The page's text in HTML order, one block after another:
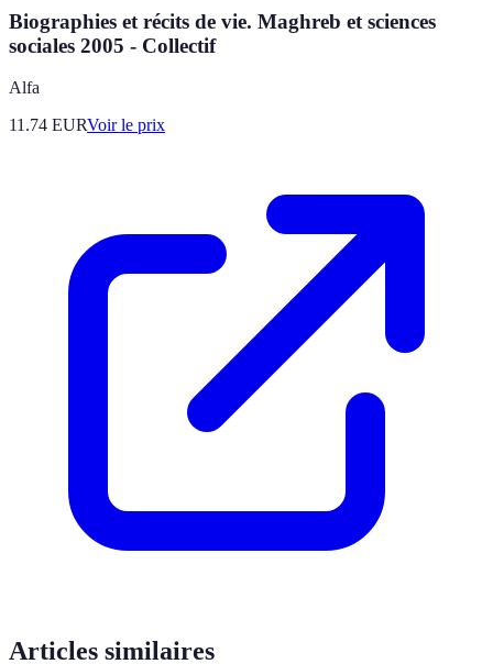
Biographies et récits de vie. Maghreb et sciences
sociales 2005 - Collectif
Alfa
11.74 EURVoir le prix
Articles similaires